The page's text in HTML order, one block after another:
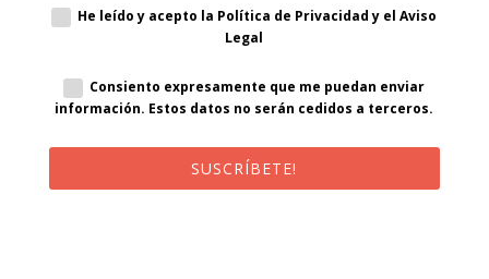
He leído y acepto la Política de Privacidad y el Aviso
Legal
Consiento expresamente que me puedan enviar
información. Estos datos no serán cedidos a terceros.
SUSCRÍBETE!